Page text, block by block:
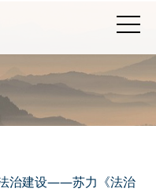
治建设——苏力《法治